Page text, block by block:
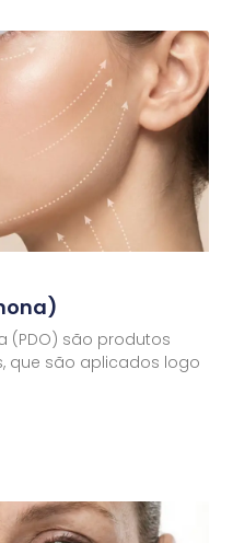
(PDO) são produtos
que são aplicados logo